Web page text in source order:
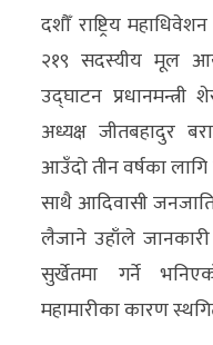
फोटो
ग्यालरी
भिडियो
दशौँ राष्ट्रिय
२१९ सदस्यीय मूल
उद्घाटन
अध्यक्ष जीतबहादुर
आउँदो तीन वर्षका
साथै आदिवासी
लैजाने उहाँले
सुर्खेतमा गर्ने
महामारीका कारण